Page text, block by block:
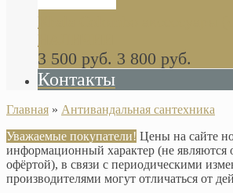
Khala Colombo аксессуары
НАЛИЧИИ
3 500 руб. 3 800 руб.
Контакты
Главная » Антивандальная сантехника
Уважаемые покупатели! Цены на сайте
информационный характер (не являются
офёртой), в связи с периодическими
производителями могут отличаться от